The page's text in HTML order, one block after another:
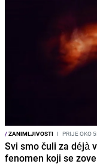
/ZANIMLJIVOSTI I PRIJE OKO
Svi smo čuli za déjà
fenomen koji se